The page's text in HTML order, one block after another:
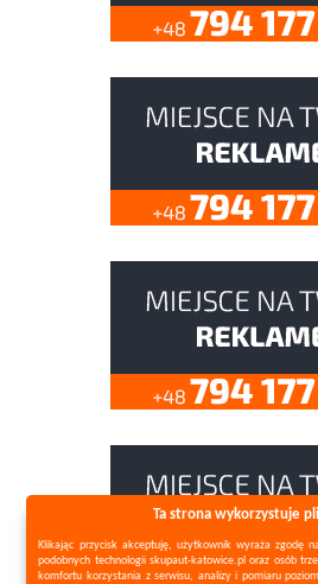
Ta strona wykorzystuje
Klikając przycisk akceptuję, użytkownik wyraża zgodę
podobnych technologii skupaut-katowice.pl oraz osób
komfortu korzystania z serwisu, analizy i pomiaru